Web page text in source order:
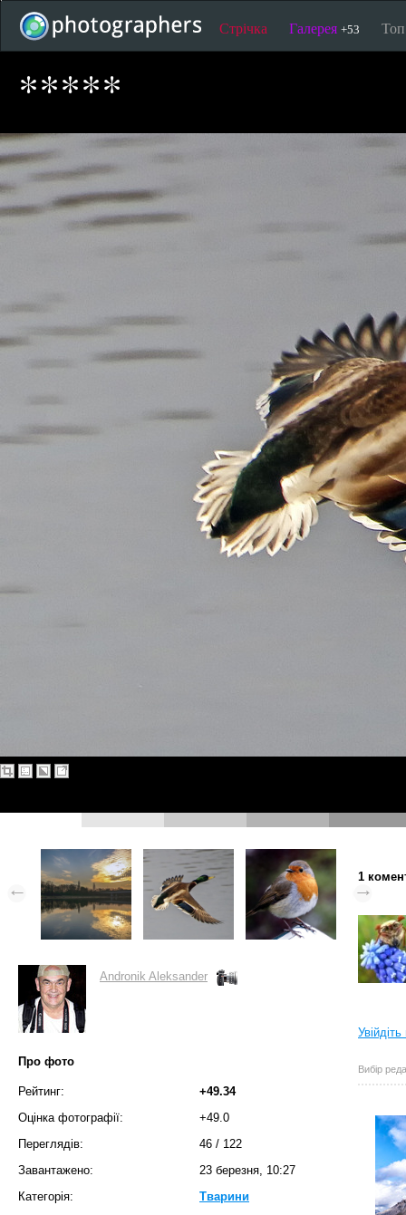
Стрічка Галерея +53
*****
Andronik Aleksander
Про фото
Рейтинг:
+49.34
Оцінка фотографії:
+49.0
Переглядів:
46 / 122
Завантажено:
23 березня, 10:27
Категорія:
Тварини
1
Вибір